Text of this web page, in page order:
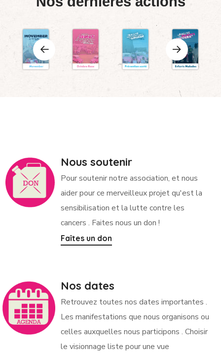
Nous soutenir
Pour soutenir notre association, et nous
aider pour ce merveilleux projet qu'est la
sensibilisation et la lutte contre les
cancers . Faites nous un don !
Faîtes un don
Nos dates
Retrouvez toutes nos dates importantes .
Les manifestations que nous organisons ou
celles auxquelles nous participons . Choisir
le visionnage liste pour une vue